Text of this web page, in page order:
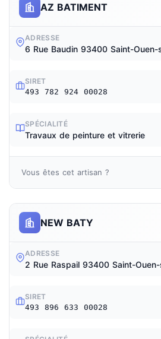
AZ BATIMENT
ADRESSE
6 Rue Baudin 93400 Saint-Ouen-
SIRET
493 782 924 00028
SPÉCIALITÉ
Travaux de peinture et vitrerie
Vous êtes cet artisan ?
NEW BATY
ADRESSE
2 Rue Raspail 93400 Saint-
SIRET
493 896 633 00028